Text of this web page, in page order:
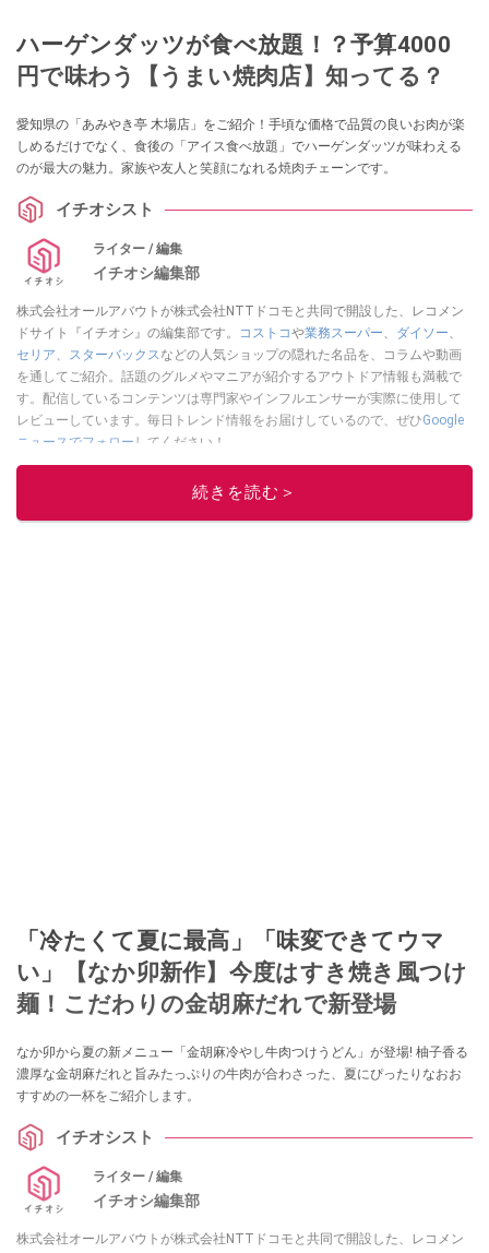
ハーゲンダッツが食べ放題！？予算4000
円で味わう【うまい焼肉店】知ってる？
愛知県の「あみやき亭 木場店」をご紹介！手頃な価格で品質の良いお肉が楽
しめるだけでなく、食後の「アイス食べ放題」でハーゲンダッツが味わえる
のが最大の魅力。家族や友人と笑顔になれる焼肉チェーンです。
イチオシスト
ライター / 編集
イチオシ編集部
株式会社オールアバウトが株式会社NTTドコモと共同で開設した、レコメン
ドサイト『イチオシ』の編集部です。
コストコや業務スーパー、 ダイソー、
セリア、 スターバックスなどの人気ショップの隠れた名品を、コラムや動画
を通してご紹介。話題のグルメやマニアが紹介するアウトドア情報も満載で
す。配信しているコンテンツは専門家やインフルエンサーが実際に使用して
レビューしています。毎日トレンド情報をお届けしているので、ぜひGoogle
ニュースでフォロー してください！
続きを読む＞
「冷たくて夏に最高」「味変できてウマ
い」【なか卯新作】今度はすき焼き風つけ
麺！こだわりの金胡麻だれで新登場
なか卯から夏の新メニュー「金胡麻冷やし牛肉つけうどん」が登場! 柚子香る
濃厚な金胡麻だれと旨みたっぷりの牛肉が合わさった、夏にぴったりなおお
すすめの一杯をご紹介します。
イチオシスト
ライター / 編集
イチオシ編集部
株式会社オールアバウトが株式会社NTTドコモと共同で開設した、レコメン